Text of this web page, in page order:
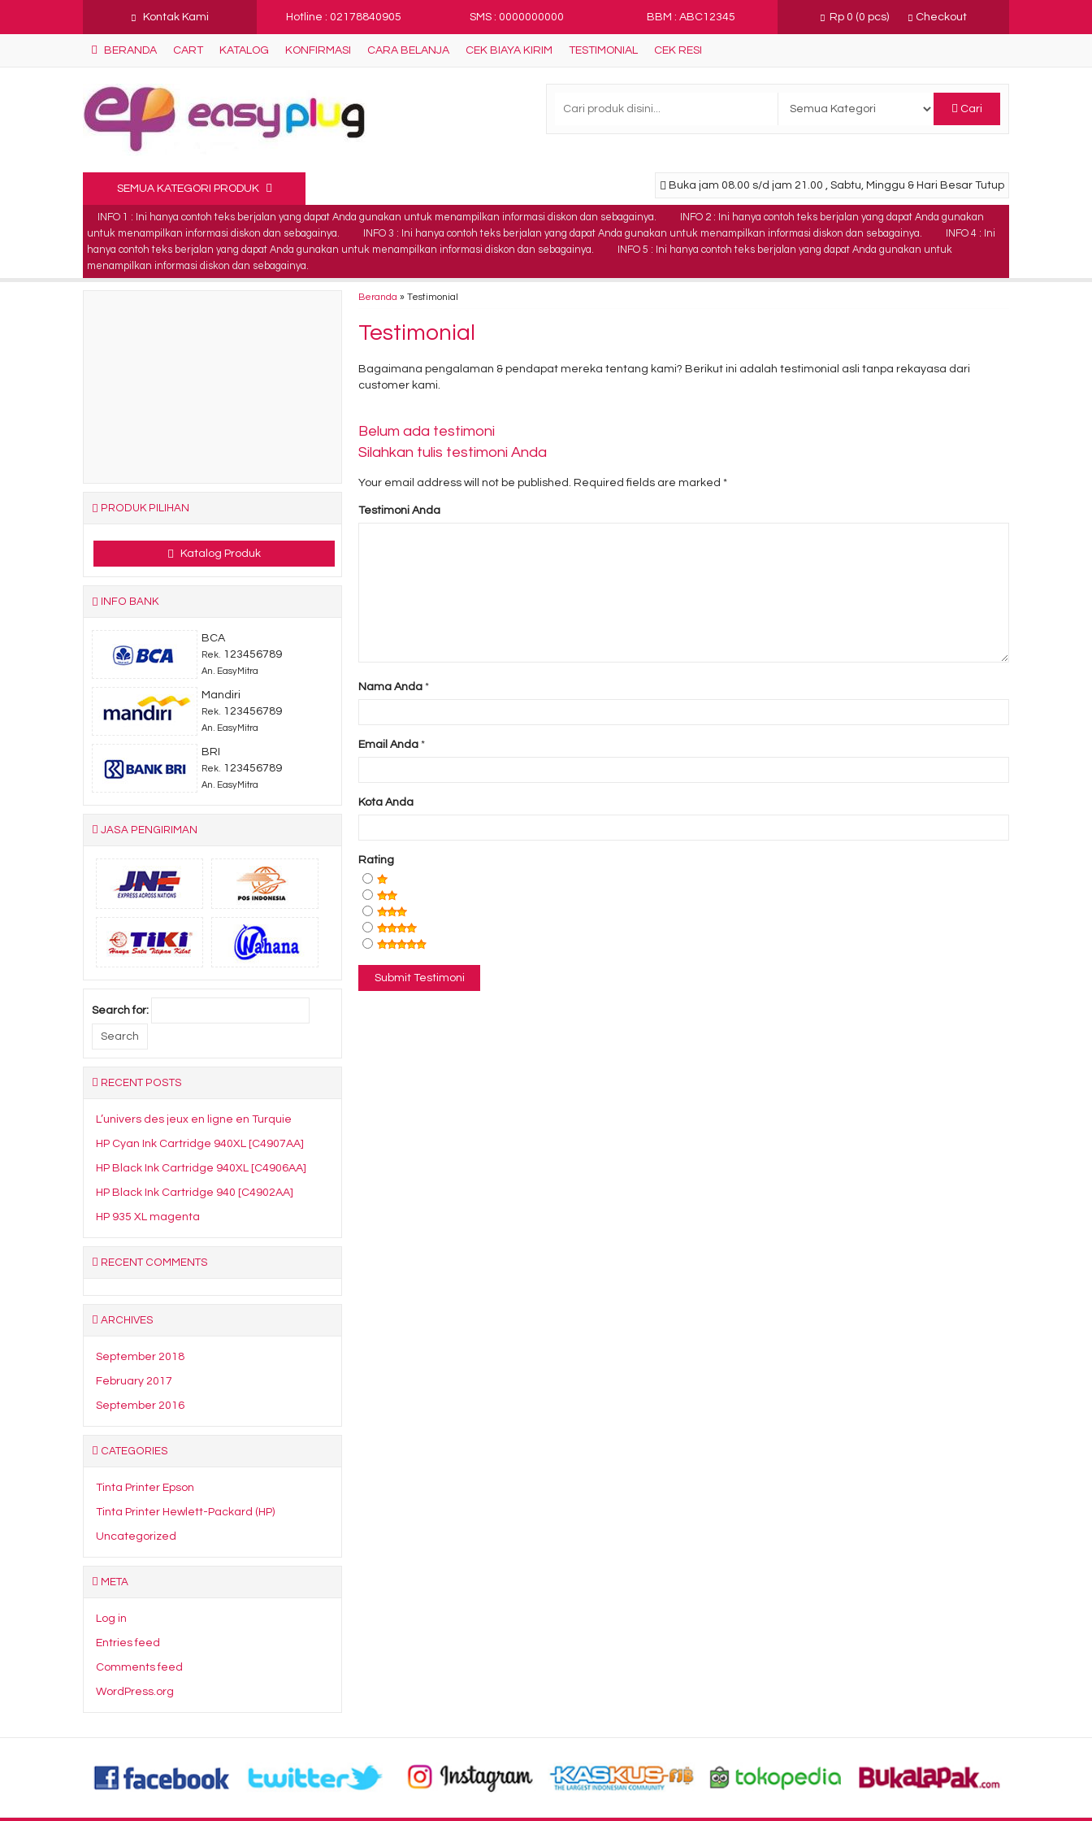
Kontak Kami Hotline : 02178840905 SMS : 0000000000 BBM : ABC12345 Rp 0 (0 pcs) Checkout
BERANDA CART KATALOG KONFIRMASI CARA BELANJA CEK BIAYA KIRIM TESTIMONIAL CEK RESI
Cari
Buka jam 08.00 s/d jam 21.00 , Sabtu, Minggu & Hari Besar Tutup
SEMUA KATEGORI PRODUK
INFO 1 : Ini hanya contoh teks berjalan yang dapat Anda gunakan untuk menampilkan informasi diskon dan sebagainya.
INFO 2 : Ini hanya contoh teks berjalan yang dapat Anda gunakan
untuk menampilkan informasi diskon dan sebagainya.
INFO 3 : Ini hanya contoh teks berjalan yang dapat Anda gunakan untuk menampilkan informasi diskon dan sebagainya.
INFO 4 : Ini
hanya contoh teks berjalan yang dapat Anda gunakan untuk menampilkan informasi diskon dan sebagainya.
INFO 5 : Ini hanya contoh teks berjalan yang dapat Anda gunakan untuk
menampilkan informasi diskon dan sebagainya.
Beranda »Testimonial
Testimonial
Bagaimana pengalaman & pendapat mereka tentang kami? Berikut ini adalah testimonial asli tanpa rekayasa dari
customer kami.
Belum ada testimoni
Silahkan tulis testimoni Anda
Your email address will not be published. Required fields are marked*
Testimoni Anda
Nama Anda *
Email Anda *
Kota Anda
Rating
PRODUK PILIHAN
Katalog Produk
INFO BANK
BCA
Rek. 123456789
An. EasyMitra
Mandiri
Rek. 123456789
An. EasyMitra
BRI
Rek. 123456789
An. EasyMitra
JASA PENGIRIMAN
Search for:
RECENT POSTS
L’univers des jeux en ligne en Turquie
HP Cyan Ink Cartridge 940XL [C4907AA]
HP Black Ink Cartridge 940XL [C4906AA]
HP Black Ink Cartridge 940 [C4902AA]
HP 935 XL magenta
RECENT COMMENTS
ARCHIVES
September 2018
February 2017
September 2016
CATEGORIES
Tinta Printer Epson
Tinta Printer Hewlett-Packard (HP)
Uncategorized
META
Log in
Entries feed
Comments feed
WordPress.org